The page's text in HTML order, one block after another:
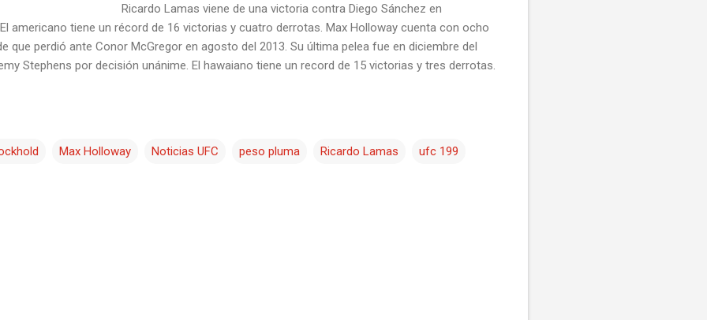
Ricardo Lamas viene de una victoria contra Diego Sánchez en
americano tiene un récord de 16 victorias y cuatro derrotas. Max Holloway cuenta con ocho
que perdió ante Conor McGregor en agosto del 2013. Su última pelea fue en diciembre del
Stephens por decisión unánime. El hawaiano tiene un record de 15 victorias y tres derrotas.
Max Holloway Noticias UFC peso pluma Ricardo Lamas ufc 199